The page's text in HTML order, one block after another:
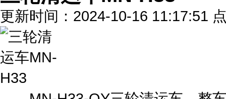
更新时间：2024-10-16 11:17:51